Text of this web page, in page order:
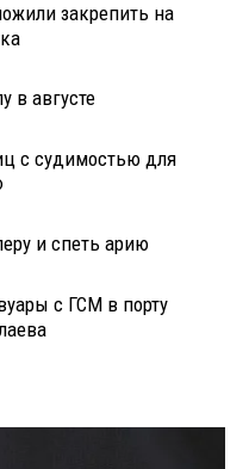
закрепить на
в августе
с судимостью для
и спеть арию
с ГСМ в порту